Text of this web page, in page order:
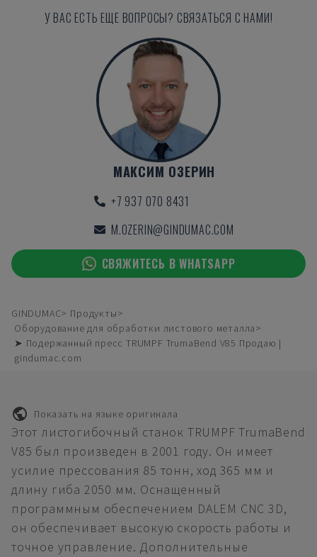
У ВАС ЕСТЬ ЕЩЕ ВОПРОСЫ? СВЯЗАТЬСЯ С НАМИ!
МАКСИМ ОЗЕРИН
+7 937 070 8431
M.OZERIN@GINDUMAC.COM
СВЯЖИТЕСЬ В WHATSAPP
GINDUMAC
Продукты
Оборудование для обработки листового металла
➤ Подержанный пресс TRUMPF TrumaBend V85 Продаю |
gindumac.com
Показать на языке оригинала
Этот листогибочный станок TRUMPF TrumaBend
V85 был произведен в 2001 году. Он имеет
усилие прессования 85 тонн, ход 365 мм и
длину гиба 2050 мм. Оснащенный
программным обеспечением DALEM CNC 3D,
он обеспечивает высокую скорость работы и
точное управление. Дополнительные